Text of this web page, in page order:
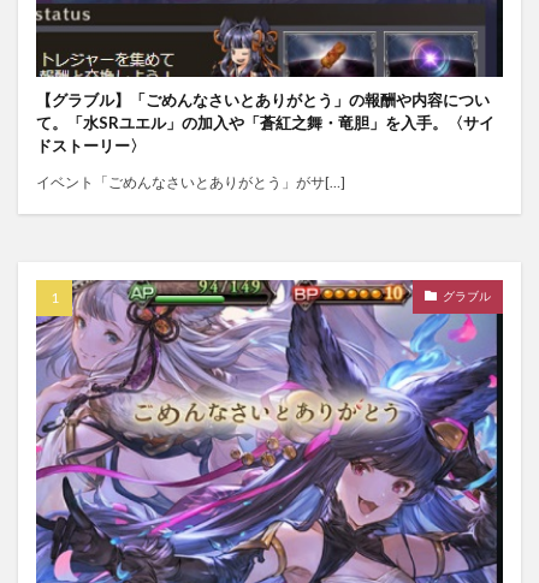
【グラブル】「ごめんなさいとありがとう」の報酬や内容につい
て。「水SRユエル」の加入や「蒼紅之舞・竜胆」を入手。〈サイ
ドストーリー〉
イベント「ごめんなさいとありがとう」がサ[…]
グラブル